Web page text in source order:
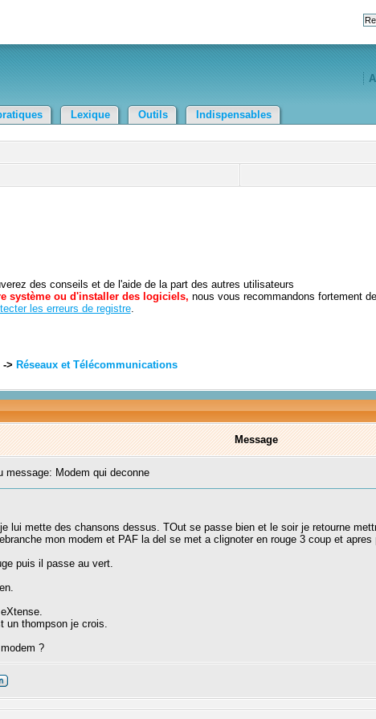
Lexique Outils Indispensables
des conseils et de l'aide de la part des autres utilisateurs
système ou d'installer des logiciels, nous vous recommandons fortement de
les erreurs de registre.
-> Réseaux et Télécommunications
Message
message: Modem qui deconne
lui mette des chansons dessus. TOut se passe bien et le soir je retourne
mon modem et PAF la del se met a clignoter en rouge 3 coup et apres
puis il passe au vert.
un thompson je crois.
?